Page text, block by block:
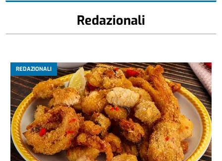
Redazionali
REDAZIONALI